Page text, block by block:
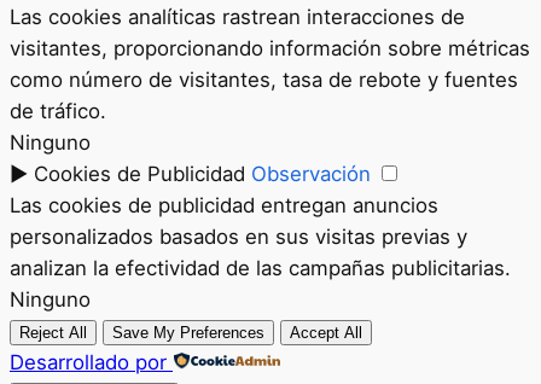
Las cookies analíticas rastrean interacciones de
visitantes, proporcionando información sobre métricas
como número de visitantes, tasa de rebote y fuentes
de tráfico.
Ninguno
► Cookies de Publicidad Observación
Las cookies de publicidad entregan anuncios
personalizados basados en sus visitas previas y
analizan la efectividad de las campañas publicitarias.
Ninguno
Reject All Save My Preferences Accept All
Desarrollado por